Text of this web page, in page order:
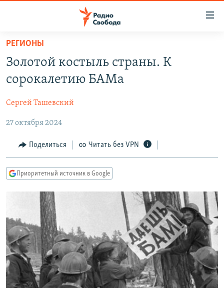
упрощенного
доступа
основному
Вернутся
главной
навигации
Вернутся
АВТОРСКИЕ ПРОЕКТЫ
ЦИТАТЫ СВОБОДЫ
МНЕНИЯ
КУЛЬТУРА
IDEL.РЕАЛИИ
КАВКАЗ.РЕАЛИИ
СЕВЕР.РЕАЛИИ
СИБИРЬ.РЕАЛИИ
РАСПИСАНИЕ ВЕЩАНИЯ
ПОДПИШИТЕСЬ НА РАССЫЛКУ
СОЦИАЛЬНЫЕ СЕТИ
РЕГИОНЫ
Золотой костыль страны. К
сорокалетию БАМа
Сергей Ташевский
27 октября 2024
Поделиться Читать без VPN
Приоритетный источник в Google